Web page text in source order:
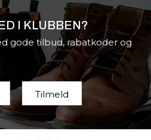
I KLUBBEN?
gode tilbud, rabatkoder og